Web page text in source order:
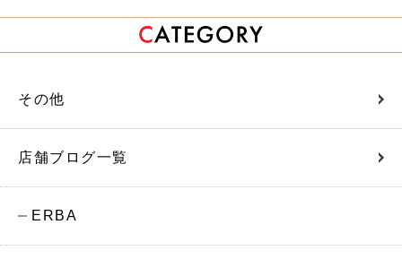
その他
店舗ブログ一覧
ERBA